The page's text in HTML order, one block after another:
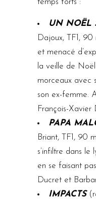
temps forts :
UN NOËL
Dajoux, TF1,
et menacé
la veille de
morceaux avec
son ex-femme.
François-Xavier
PAPA
Briant, TF1, 90
s’infiltre dans
en se faisant
Ducret et
IMPACTS